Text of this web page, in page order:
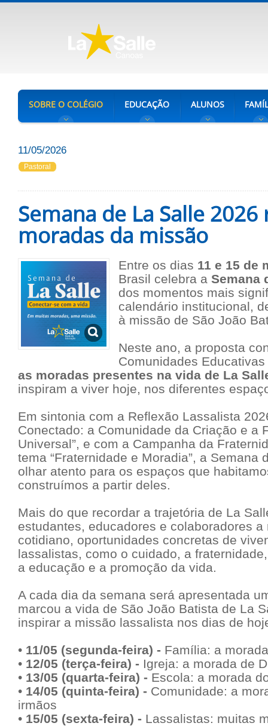
SOBRE O COLÉGIO EDUCAÇÃO ALUNOS
11/05/2026
Pastoral
Semana de La Salle
moradas da missão
Entre os dias 11 e 15 de
Brasil celebra a Semana
dos momentos mais
calendário institucional,
à missão de São João
Neste ano, a proposta
Comunidades
as moradas presentes na vida de La
inspiram a viver hoje, nos diferentes
Em sintonia com a Reflexão Lassalista
Conectado: a Comunidade da Criação e a
Universal”, e com a Campanha da
tema “Fraternidade e Moradia”, a Semana
olhar atento para os espaços que
construímos a partir deles.
Mais do que recordar a trajetória de La
estudantes, educadores e colaboradores
cotidiano, oportunidades concretas de
lassalistas, como o cuidado, a
a educação e a promoção da vida.
A cada dia da semana será apresentada
marcou a vida de São João Batista de La
inspirar a missão lassalista nos dias de
• 11/05 (segunda-feira) - Família: a
• 12/05 (terça-feira) - Igreja: a morada de
• 13/05 (quarta-feira) - Escola: a morada
• 14/05 (quinta-feira) - Comunidade: a
irmãos
• 15/05 (sexta-feira) - Lassalistas: muitas